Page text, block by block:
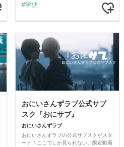
学び
おにいさんずラブ公式サブ
スク『おにサブ』
おにいさんずラブ
おにいさんずラブの公式サブスクがスタ
ート！ここでしか見られない、限定動画